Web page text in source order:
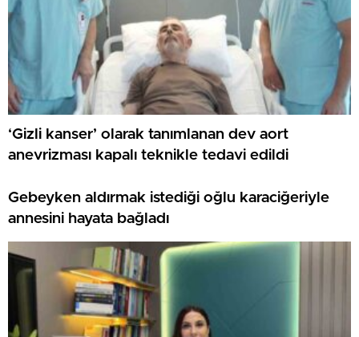
‘Gizli kanser’ olarak tanımlanan dev aort
anevrizması kapalı teknikle tedavi edildi
Gebeyken aldırmak istediği oğlu karaciğeriyle
annesini hayata bağladı